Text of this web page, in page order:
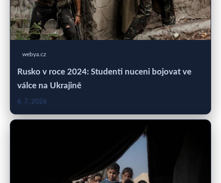
webya.cz
Rusko v roce 2024: Studenti nuceni bojovat ve
válce na Ukrajině
6. 7. 2026